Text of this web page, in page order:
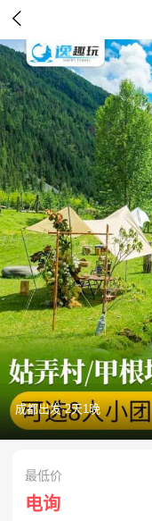

成都出发·2天1晚
最低价
电询